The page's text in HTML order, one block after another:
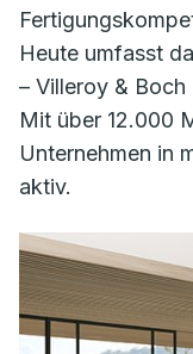
Heute umfasst
– Villeroy & Boch
Mit über 12.000
Unternehmen in
aktiv.